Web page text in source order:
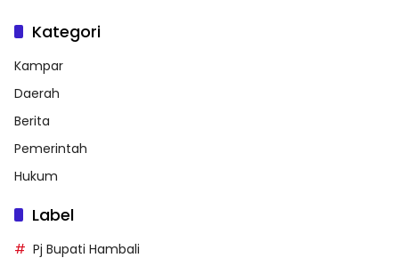
Kategori
Kampar
Daerah
Berita
Pemerintah
Hukum
Label
Pj Bupati Hambali